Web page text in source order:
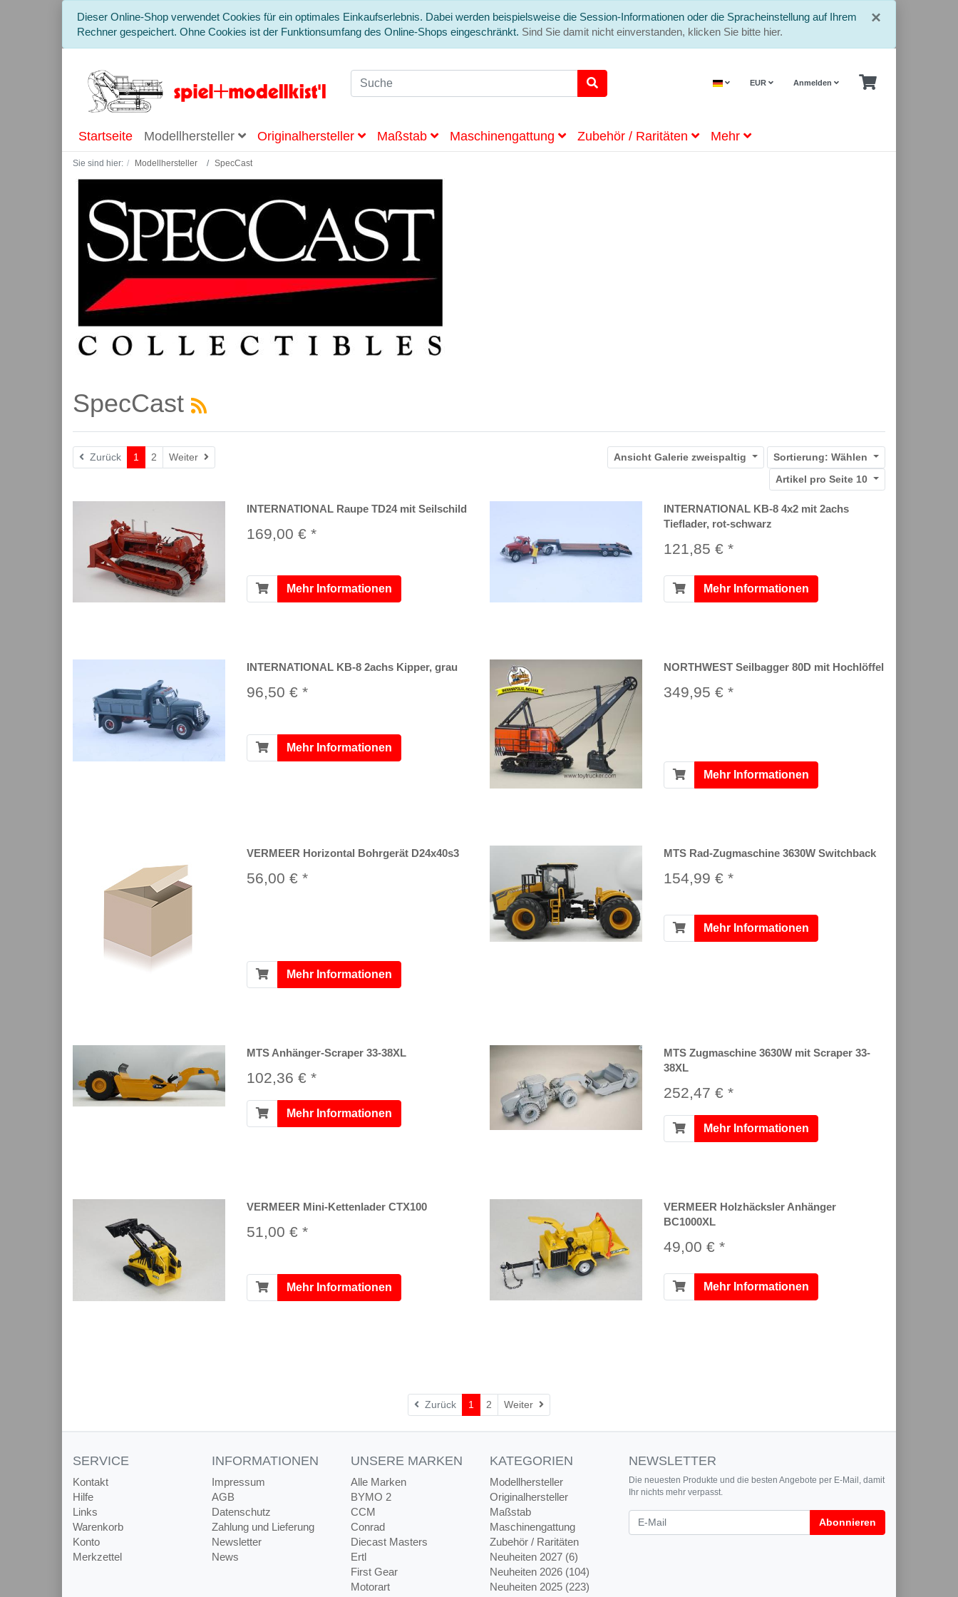
×
Dieser Online-Shop verwendet Cookies für ein optimales Einkaufserlebnis. Dabei werden beispielsweise die Session-Informationen oder die Spracheinstellung auf Ihrem
Rechner gespeichert. Ohne Cookies ist der Funktionsumfang des Online-Shops eingeschränkt. Sind Sie damit nicht einverstanden, klicken Sie bitte hier.
EUR Anmelden
Startseite Modellhersteller Originalhersteller Maßstab Maschinengattung Zubehör / Raritäten Mehr
Sie sind hier: Modellhersteller SpecCast
SpecCast
Zurück 1 2 Weiter Weiter Ansicht Galerie zweispaltig Sortierung: Wählen
Artikel pro Seite 10
INTERNATIONAL Raupe TD24 mit Seilschild
169,00 € *
Mehr Informationen
INTERNATIONAL KB-8 4x2 mit 2achs
Tieflader, rot-schwarz
121,85 € *
Mehr Informationen
INTERNATIONAL KB-8 2achs Kipper, grau
96,50 € *
Mehr Informationen
NORTHWEST Seilbagger 80D mit Hochlöffel
349,95 € *
Mehr Informationen
VERMEER Horizontal Bohrgerät D24x40s3
56,00 € *
Mehr Informationen
MTS Rad-Zugmaschine 3630W Switchback
154,99 € *
Mehr Informationen
MTS Anhänger-Scraper 33-38XL
102,36 € *
Mehr Informationen
MTS Zugmaschine 3630W mit Scraper 33-
38XL
252,47 € *
Mehr Informationen
VERMEER Mini-Kettenlader CTX100
51,00 € *
Mehr Informationen
VERMEER Holzhäcksler Anhänger
BC1000XL
49,00 € *
Mehr Informationen
Zurück 1 2 Weiter Weiter
SERVICE
Kontakt
Hilfe
Links
Warenkorb
Konto
Merkzettel
INFORMATIONEN
Impressum
AGB
Datenschutz
Zahlung und Lieferung
Newsletter
News
UNSERE MARKEN
Alle Marken
BYMO 2
CCM
Conrad
Diecast Masters
Ertl
First Gear
Motorart
KATEGORIEN
Modellhersteller
Originalhersteller
Maßstab
Maschinengattung
Zubehör / Raritäten
Neuheiten 2027 (6)
Neuheiten 2026 (104)
Neuheiten 2025 (223)
NEWSLETTER
Die neuesten Produkte und die besten Angebote per E-Mail, damit
Ihr nichts mehr verpasst.
Newsletter Abonnieren